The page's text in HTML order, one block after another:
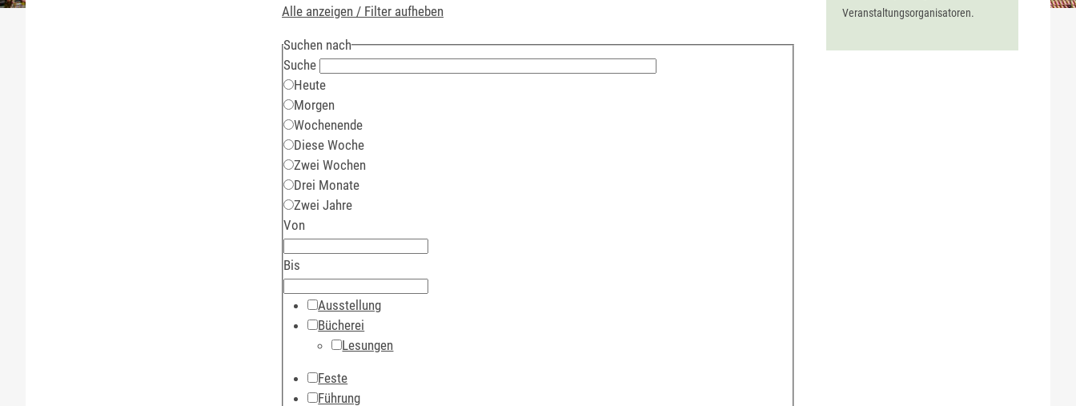
Alle anzeigen / Filter aufheben
Suchen nach
Suche
Heute
Morgen
Wochenende
Diese Woche
Zwei Wochen
Drei Monate
Zwei Jahre
Von
Bis
Ausstellung
Bücherei
Lesungen
Feste
Führung
Veranstaltungsorganisatoren.